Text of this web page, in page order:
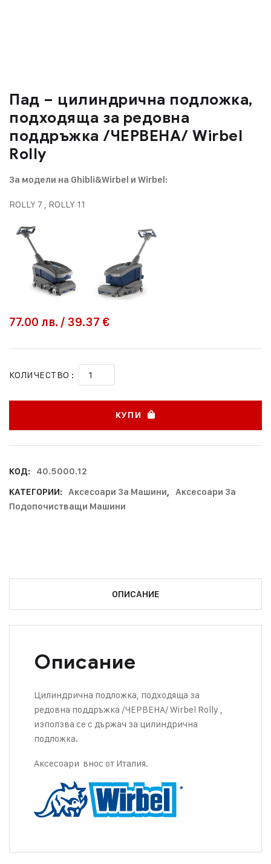
Пад – цилиндрична подложка,
подходяща за редовна
поддръжка /ЧЕРВЕНА/ Wirbel
Rolly
За модели на Ghibli&Wirbel и Wirbel:
ROLLY 7 , ROLLY 11
77.00 лв. / 39.37 €
КОЛИЧЕСТВО :
КУПИ
КОД:
40.5000.12
КАТЕГОРИИ:
Аксесоари За Машини,
Аксесоари За
Подопочистващи Машини
ОПИСАНИЕ
Описание
Цилиндрична подложка, подходяща за
редовна поддръжка /ЧЕРВЕНА/ Wirbel Rolly ,
използва се с държач за цилиндрична
подложка.
Аксесоари внос от Италия.